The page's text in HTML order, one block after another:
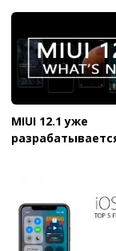
MIUI 12.1 уже